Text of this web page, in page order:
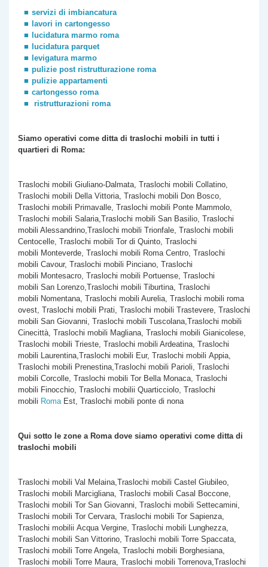
servizi di imbiancatura
lavori in cartongesso
lucidatura marmo roma
lucidatura parquet
levigatura marmo
pulizie post ristrutturazione roma
pulizie appartamenti
cartongesso roma
ristrutturazioni roma
Siamo operativi come ditta di traslochi mobili in tutti i
quartieri di Roma:
Traslochi mobili Giuliano-Dalmata, Traslochi mobili Collatino,
Traslochi mobili Della Vittoria, Traslochi mobili Don Bosco,
Traslochi mobili Primavalle, Traslochi mobili Ponte Mammolo,
Traslochi mobili Salaria,Traslochi mobili San Basilio, Traslochi
mobili Alessandrino,Traslochi mobili Trionfale, Traslochi mobili
Centocelle, Traslochi mobili Tor di Quinto, Traslochi
mobili Monteverde, Traslochi mobili Roma Centro, Traslochi
mobili Cavour, Traslochi mobili Pinciano, Traslochi
mobili Montesacro, Traslochi mobili Portuense, Traslochi
mobili San Lorenzo,Traslochi mobili Tiburtina, Traslochi
mobili Nomentana, Traslochi mobili Aurelia, Traslochi mobili roma
ovest, Traslochi mobili Prati, Traslochi mobili Trastevere, Traslochi
mobili San Giovanni, Traslochi mobili Tuscolana,Traslochi mobili
Cinecittà, Traslochi mobili Magliana, Traslochi mobili Gianicolese,
Traslochi mobili Trieste, Traslochi mobili Ardeatina, Traslochi
mobili Laurentina,Traslochi mobili Eur, Traslochi mobili Appia,
Traslochi mobili Prenestina,Traslochi mobili Parioli, Traslochi
mobili Corcolle, Traslochi mobili Tor Bella Monaca, Traslochi
mobili Finocchio, Traslochi mobilii Quarticciolo, Traslochi
mobili RomaEst, Traslochi mobili ponte di nona
Qui sotto le zone a Roma dove siamo operativi come ditta di
traslochi mobili
Traslochi mobili Val Melaina,Traslochi mobili Castel Giubileo,
Traslochi mobili Marcigliana, Traslochi mobili Casal Boccone,
Traslochi mobili Tor San Giovanni, Traslochi mobili Settecamini,
Traslochi mobili Tor Cervara, Traslochi mobili Tor Sapienza,
Traslochi mobilii Acqua Vergine, Traslochi mobili Lunghezza,
Traslochi mobili San Vittorino, Traslochi mobili Torre Spaccata,
Traslochi mobili Torre Angela, Traslochi mobili Borghesiana,
Traslochi mobili Torre Maura, Traslochi mobili Torrenova,Traslochi